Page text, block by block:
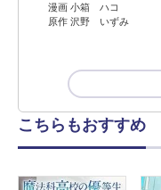
漫画 小箱 ハコ
原作 沢野 いずみ
こちらもおすすめ